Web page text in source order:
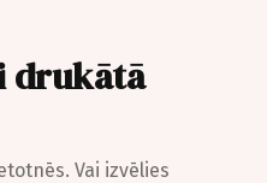
drukātā
Vai izvēlies